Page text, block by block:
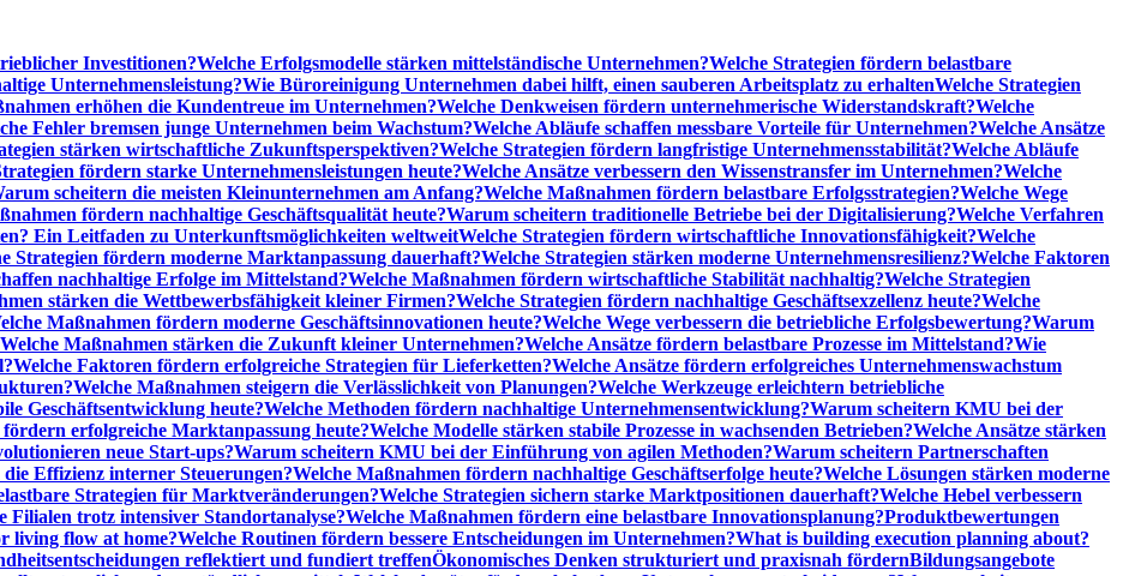
Investitionen?Welche Erfolgsmodelle stärken mittelständische Unternehmen?Welche Strategien fördern belastbare
Unternehmensleistung?Wie Büroreinigung Unternehmen dabei hilft, einen sauberen Arbeitsplatz zu erhaltenWelche Strategien
erhöhen die Kundentreue im Unternehmen?Welche Denkweisen fördern unternehmerische Widerstandskraft?Welche
Fehler bremsen junge Unternehmen beim Wachstum?Welche Abläufe schaffen messbare Vorteile für Unternehmen?Welche Ansätze
stärken wirtschaftliche Zukunftsperspektiven?Welche Strategien fördern langfristige Unternehmensstabilität?Welche Abläufe
fördern starke Unternehmensleistungen heute?Welche Ansätze verbessern den Wissenstransfer im Unternehmen?Welche
scheitern die meisten Kleinunternehmen am Anfang?Welche Maßnahmen fördern belastbare Erfolgsstrategien?Welche Wege
fördern nachhaltige Geschäftsqualität heute?Warum scheitern traditionelle Betriebe bei der Digitalisierung?Welche Verfahren
Ein Leitfaden zu Unterkunftsmöglichkeiten weltweitWelche Strategien fördern wirtschaftliche Innovationsfähigkeit?Welche
Strategien fördern moderne Marktanpassung dauerhaft?Welche Strategien stärken moderne Unternehmensresilienz?Welche Faktoren
nachhaltige Erfolge im Mittelstand?Welche Maßnahmen fördern wirtschaftliche Stabilität nachhaltig?Welche Strategien
stärken die Wettbewerbsfähigkeit kleiner Firmen?Welche Strategien fördern nachhaltige Geschäftsexzellenz heute?Welche
Maßnahmen fördern moderne Geschäftsinnovationen heute?Welche Wege verbessern die betriebliche Erfolgsbewertung?Warum
Welche Maßnahmen stärken die Zukunft kleiner Unternehmen?Welche Ansätze fördern belastbare Prozesse im Mittelstand?Wie
Welche Faktoren fördern erfolgreiche Strategien für Lieferketten?Welche Ansätze fördern erfolgreiches Unternehmenswachstum
Welche Maßnahmen steigern die Verlässlichkeit von Planungen?Welche Werkzeuge erleichtern betriebliche
Geschäftsentwicklung heute?Welche Methoden fördern nachhaltige Unternehmensentwicklung?Warum scheitern KMU bei der
erfolgreiche Marktanpassung heute?Welche Modelle stärken stabile Prozesse in wachsenden Betrieben?Welche Ansätze stärken
neue Start-ups?Warum scheitern KMU bei der Einführung von agilen Methoden?Warum scheitern Partnerschaften
Effizienz interner Steuerungen?Welche Maßnahmen fördern nachhaltige Geschäftserfolge heute?Welche Lösungen stärken moderne
Strategien für Marktveränderungen?Welche Strategien sichern starke Marktpositionen dauerhaft?Welche Hebel verbessern
Filialen trotz intensiver Standortanalyse?Welche Maßnahmen fördern eine belastbare Innovationsplanung?Produktbewertungen
living flow at home?Welche Routinen fördern bessere Entscheidungen im Unternehmen?What is building execution planning about?
reflektiert und fundiert treffenÖkonomisches Denken strukturiert und praxisnah fördernBildungsangebote